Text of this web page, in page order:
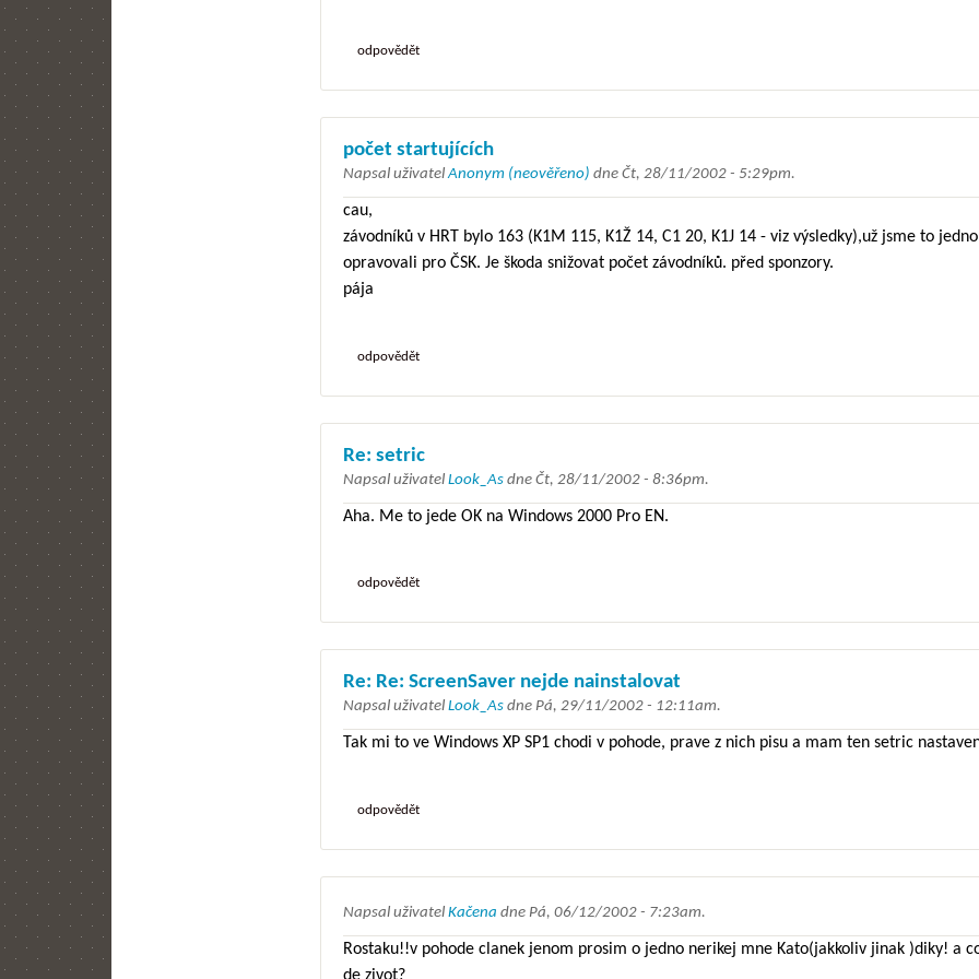
odpovědět
počet startujících
Napsal uživatelAnonym (neověřeno) dne Čt, 28/11/2002 - 5:29pm.
cau,
závodníků v HRT bylo 163 (K1M 115, K1Ž 14, C1 20, K1J 14 - viz výsledky),už jsme to
opravovali pro ČSK. Je škoda snižovat počet závodníků. před sponzory.
pája
odpovědět
Re: setric
Napsal uživatel Look_As dne Čt, 28/11/2002 - 8:36pm.
Aha. Me to jede OK na Windows 2000 Pro EN.
odpovědět
Re: Re: ScreenSaver nejde nainstalovat
Napsal uživatel Look_As dne Pá, 29/11/2002 - 12:11am.
Tak mi to ve Windows XP SP1 chodi v pohode, prave z nich pisu a mam ten setric
odpovědět
Napsal uživatel Kačena dne Pá, 06/12/2002 - 7:23am.
Rostaku!!v pohode clanek jenom prosim o jedno nerikej mne Kato(jakkoliv jinak )diky! a
de zivot?